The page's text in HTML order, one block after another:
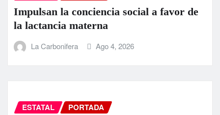
Impulsan la conciencia social a favor de
la lactancia materna
La Carbonifera Ago 4, 2026
ESTATAL PORTADA